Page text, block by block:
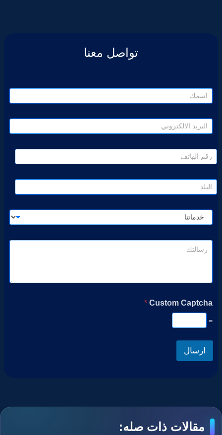
تواصل معنا
Custom Captcha
*
=
ارسال
مقالات ذات صله: